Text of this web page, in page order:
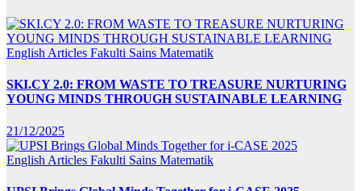
English Articles Fakulti Sains Matematik
SKI.CY 2.0: FROM WASTE TO TREASURE NURTURING
YOUNG MINDS THROUGH SUSTAINABLE LEARNING
21/12/2025
English Articles Fakulti Sains Matematik